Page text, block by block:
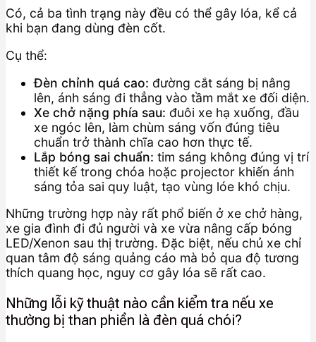
Có, cả ba tình trạng này đều có thể gây lóa, kể cả
khi bạn đang dùng đèn cốt.
Cụ thể:
Đèn chỉnh quá cao: đường cắt sáng bị nâng
lên, ánh sáng đi thẳng vào tầm mắt xe đối diện.
Xe chở nặng phía sau: đuôi xe hạ xuống, đầu
xe ngóc lên, làm chùm sáng vốn đúng tiêu
chuẩn trở thành chĩa cao hơn thực tế.
Lắp bóng sai chuẩn: tim sáng không đúng vị trí
thiết kế trong chóa hoặc projector khiến ánh
sáng tỏa sai quy luật, tạo vùng lóe khó chịu.
Những trường hợp này rất phổ biến ở xe chở hàng,
xe gia đình đi đủ người và xe vừa nâng cấp bóng
LED/Xenon sau thị trường. Đặc biệt, nếu chủ xe chỉ
quan tâm độ sáng quảng cáo mà bỏ qua độ tương
thích quang học, nguy cơ gây lóa sẽ rất cao.
Những lỗi kỹ thuật nào cần kiểm tra nếu xe
thường bị than phiền là đèn quá chói?